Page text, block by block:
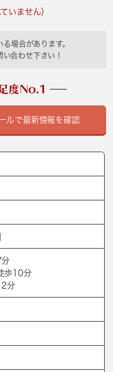
いません）
る場合があります。
合わせ下さい！
ルで最新情報を確認
分
歩10分
分